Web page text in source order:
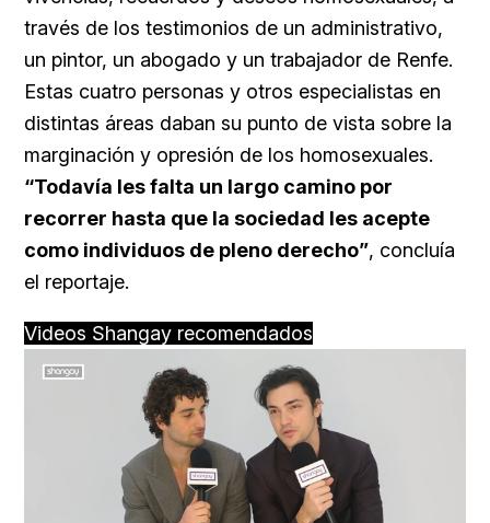
través de los testimonios de un administrativo,
un pintor, un abogado y un trabajador de Renfe.
Estas cuatro personas y otros especialistas en
distintas áreas daban su punto de vista sobre la
marginación y opresión de los homosexuales.
“Todavía les falta un largo camino por
recorrer hasta que la sociedad les acepte
como individuos de pleno derecho”, concluía
el reportaje.
Videos Shangay recomendados